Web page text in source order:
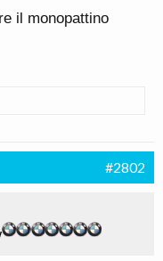
il monopattino
#2802